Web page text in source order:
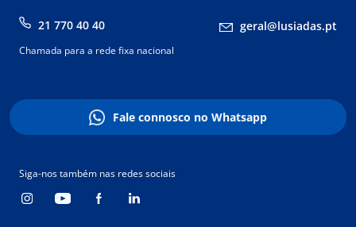
21 770 40 40 geral@lusiadas.pt
Chamada para a rede fixa nacional
Fale connosco no Whatsapp
Siga-nos também nas redes sociais